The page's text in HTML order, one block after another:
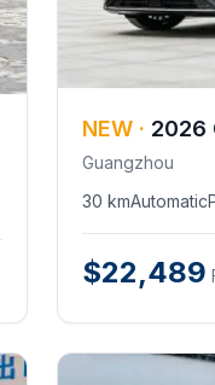
NEW · 2026
Guangzhou
30 kmAutomatic
$22,489